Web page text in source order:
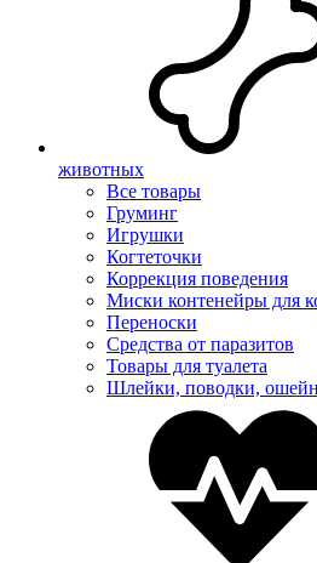
животных
Все товары
Груминг
Игрушки
Когтеточки
Коррекция поведения
Миски контенейры для
Переноски
Средства от паразитов
Товары для туалета
Шлейки, поводки,